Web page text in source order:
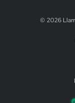
© 2026